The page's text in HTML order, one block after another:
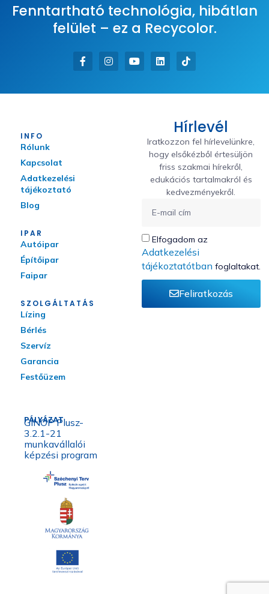
Fenntartható technológia, hibátlan
felület – ez a Recycolor.
INFO
Rólunk
Kapcsolat
Adatkezelési
tájékoztató
Blog
IPAR
Autóipar
Építőipar
Faipar
SZOLGÁLTATÁS
Lízing
Bérlés
Szervíz
Garancia
Festőüzem
PÁLYÁZAT
GINOP Plusz-
3.2.1-21
munkavállalói
képzési program
Hírlevél
Iratkozzon fel hírlevelünkre,
hogy elsőkézből értesüljön
friss szakmai hírekről,
edukációs tartalmakról és
kedvezményekről.
Elfogadom az
Adatkezelési
tájékoztatótban foglaltakat.
Feliratkozás